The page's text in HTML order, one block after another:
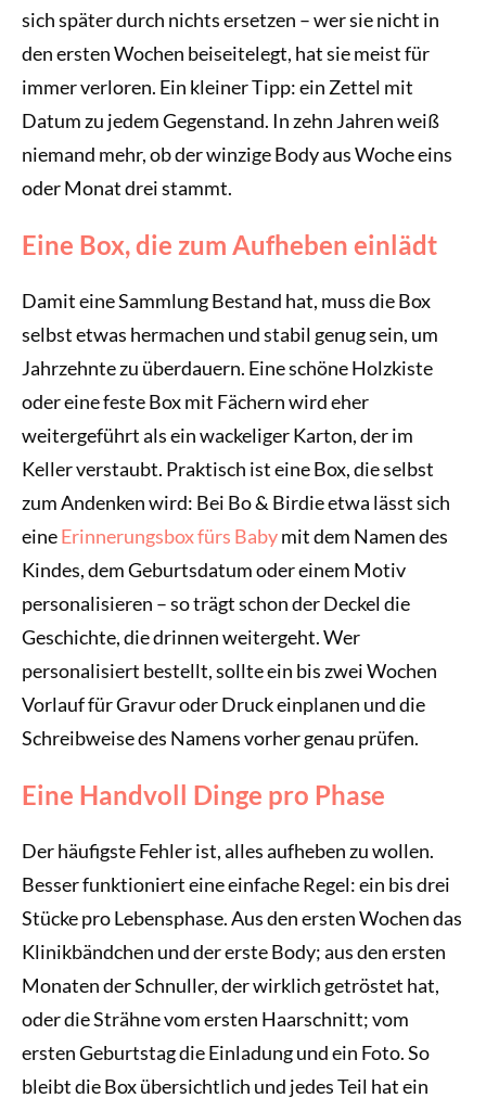
sich später durch nichts ersetzen – wer sie nicht in
den ersten Wochen beiseitelegt, hat sie meist für
immer verloren. Ein kleiner Tipp: ein Zettel mit
Datum zu jedem Gegenstand. In zehn Jahren weiß
niemand mehr, ob der winzige Body aus Woche eins
oder Monat drei stammt.
Eine Box, die zum Aufheben einlädt
Damit eine Sammlung Bestand hat, muss die Box
selbst etwas hermachen und stabil genug sein, um
Jahrzehnte zu überdauern. Eine schöne Holzkiste
oder eine feste Box mit Fächern wird eher
weitergeführt als ein wackeliger Karton, der im
Keller verstaubt. Praktisch ist eine Box, die selbst
zum Andenken wird: Bei Bo & Birdie etwa lässt sich
eineErinnerungsbox fürs Babymit dem Namen des
Kindes, dem Geburtsdatum oder einem Motiv
personalisieren – so trägt schon der Deckel die
Geschichte, die drinnen weitergeht. Wer
personalisiert bestellt, sollte ein bis zwei Wochen
Vorlauf für Gravur oder Druck einplanen und die
Schreibweise des Namens vorher genau prüfen.
Eine Handvoll Dinge pro Phase
Der häufigste Fehler ist, alles aufheben zu wollen.
Besser funktioniert eine einfache Regel: ein bis drei
Stücke pro Lebensphase. Aus den ersten Wochen das
Klinikbändchen und der erste Body; aus den ersten
Monaten der Schnuller, der wirklich getröstet hat,
oder die Strähne vom ersten Haarschnitt; vom
ersten Geburtstag die Einladung und ein Foto. So
bleibt die Box übersichtlich und jedes Teil hat ein